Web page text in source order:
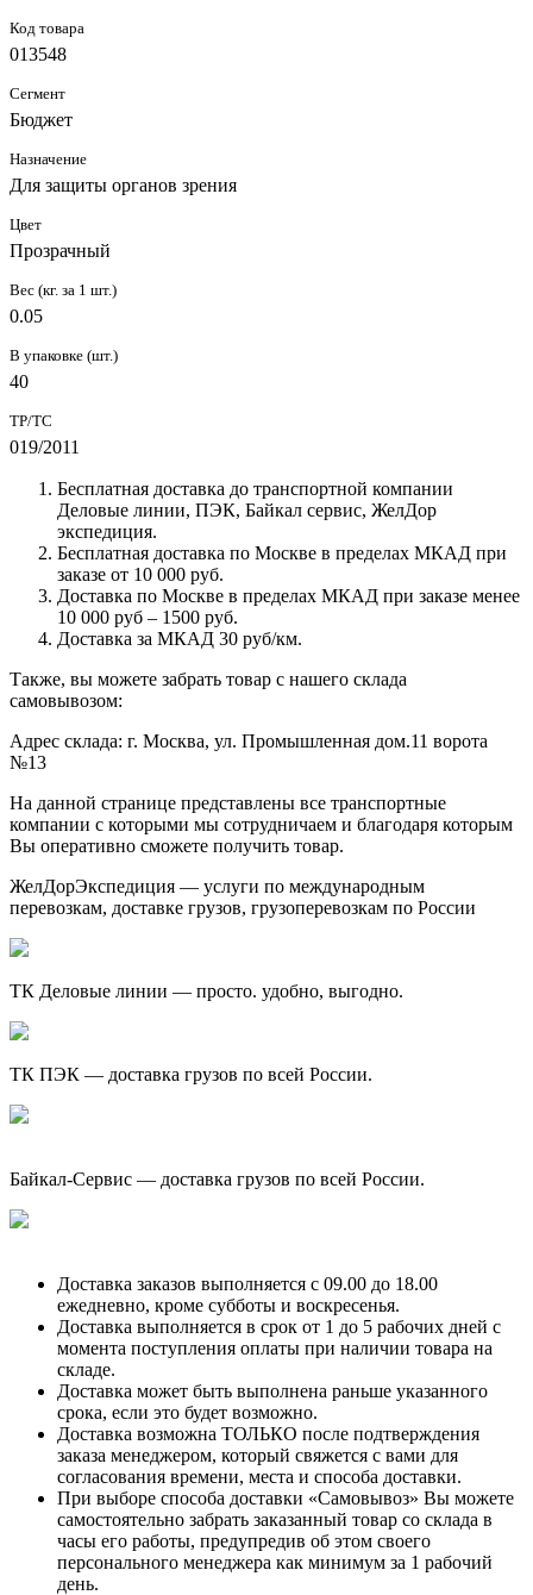
Код товара
013548
Сегмент
Бюджет
Назначение
Для защиты органов зрения
Цвет
Прозрачный
Вес (кг. за 1 шт.)
0.05
В упаковке (шт.)
40
ТР/ТС
019/2011
Бесплатная доставка до транспортной компании
Деловые линии, ПЭК, Байкал сервис, ЖелДор
экспедиция.
Бесплатная доставка по Москве в пределах МКАД при
заказе от 10 000 руб.
Доставка по Москве в пределах МКАД при заказе менее
10 000 руб – 1500 руб.
Доставка за МКАД 30 руб/км.
Также, вы можете забрать товар с нашего склада
самовывозом:
Адрес склада: г. Москва, ул. Промышленная дом.11 ворота
№13
На данной странице представлены все транспортные
компании с которыми мы сотрудничаем и благодаря которым
Вы оперативно сможете получить товар.
ЖелДорЭкспедиция — услуги по международным
перевозкам, доставке грузов, грузоперевозкам по России
ТК Деловые линии — просто. удобно, выгодно.
ТК ПЭК — доставка грузов по всей России.
Байкал-Сервис — доставка грузов по всей России.
Доставка заказов выполняется с 09.00 до 18.00
ежедневно, кроме субботы и воскресенья.
Доставка выполняется в срок от 1 до 5 рабочих дней с
момента поступления оплаты при наличии товара на
складе.
Доставка может быть выполнена раньше указанного
срока, если это будет возможно.
Доставка возможна ТОЛЬКО после подтверждения
заказа менеджером, который свяжется с вами для
согласования времени, места и способа доставки.
При выборе способа доставки «Самовывоз» Вы можете
самостоятельно забрать заказанный товар со склада в
часы его работы, предупредив об этом своего
персонального менеджера как минимум за 1 рабочий
день.